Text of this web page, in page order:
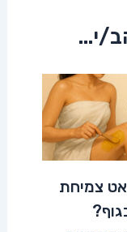
י...
צמיחת